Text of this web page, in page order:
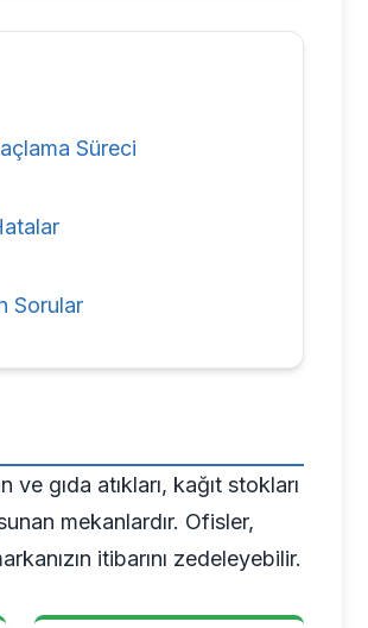
Süreci
Sorular
gıda atıkları, kağıt stokları
mekanlardır. Ofisler,
itibarını zedeleyebilir.